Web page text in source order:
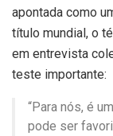
apontada como
título mundial, o
em entrevista
teste importante:
“Para nós, é
pode ser